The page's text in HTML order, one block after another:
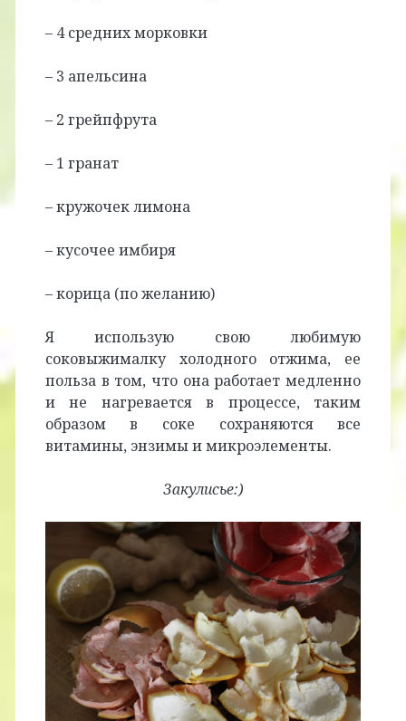
– 4 средних морковки
– 3 апельсина
– 2 грейпфрута
– 1 гранат
– кружочек лимона
– кусочее имбиря
– корица (по желанию)
Я использую свою любимую
соковыжималку холодного отжима, ее
польза в том, что она работает медленно
и не нагревается в процессе, таким
образом в соке сохраняются все
витамины, энзимы и микроэлементы.
Закулисье:)